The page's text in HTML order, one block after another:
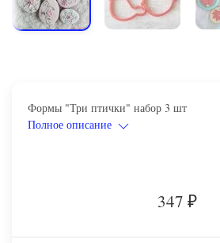
Формы "Три птички" набор 3 шт
Полное описание
347 ₽